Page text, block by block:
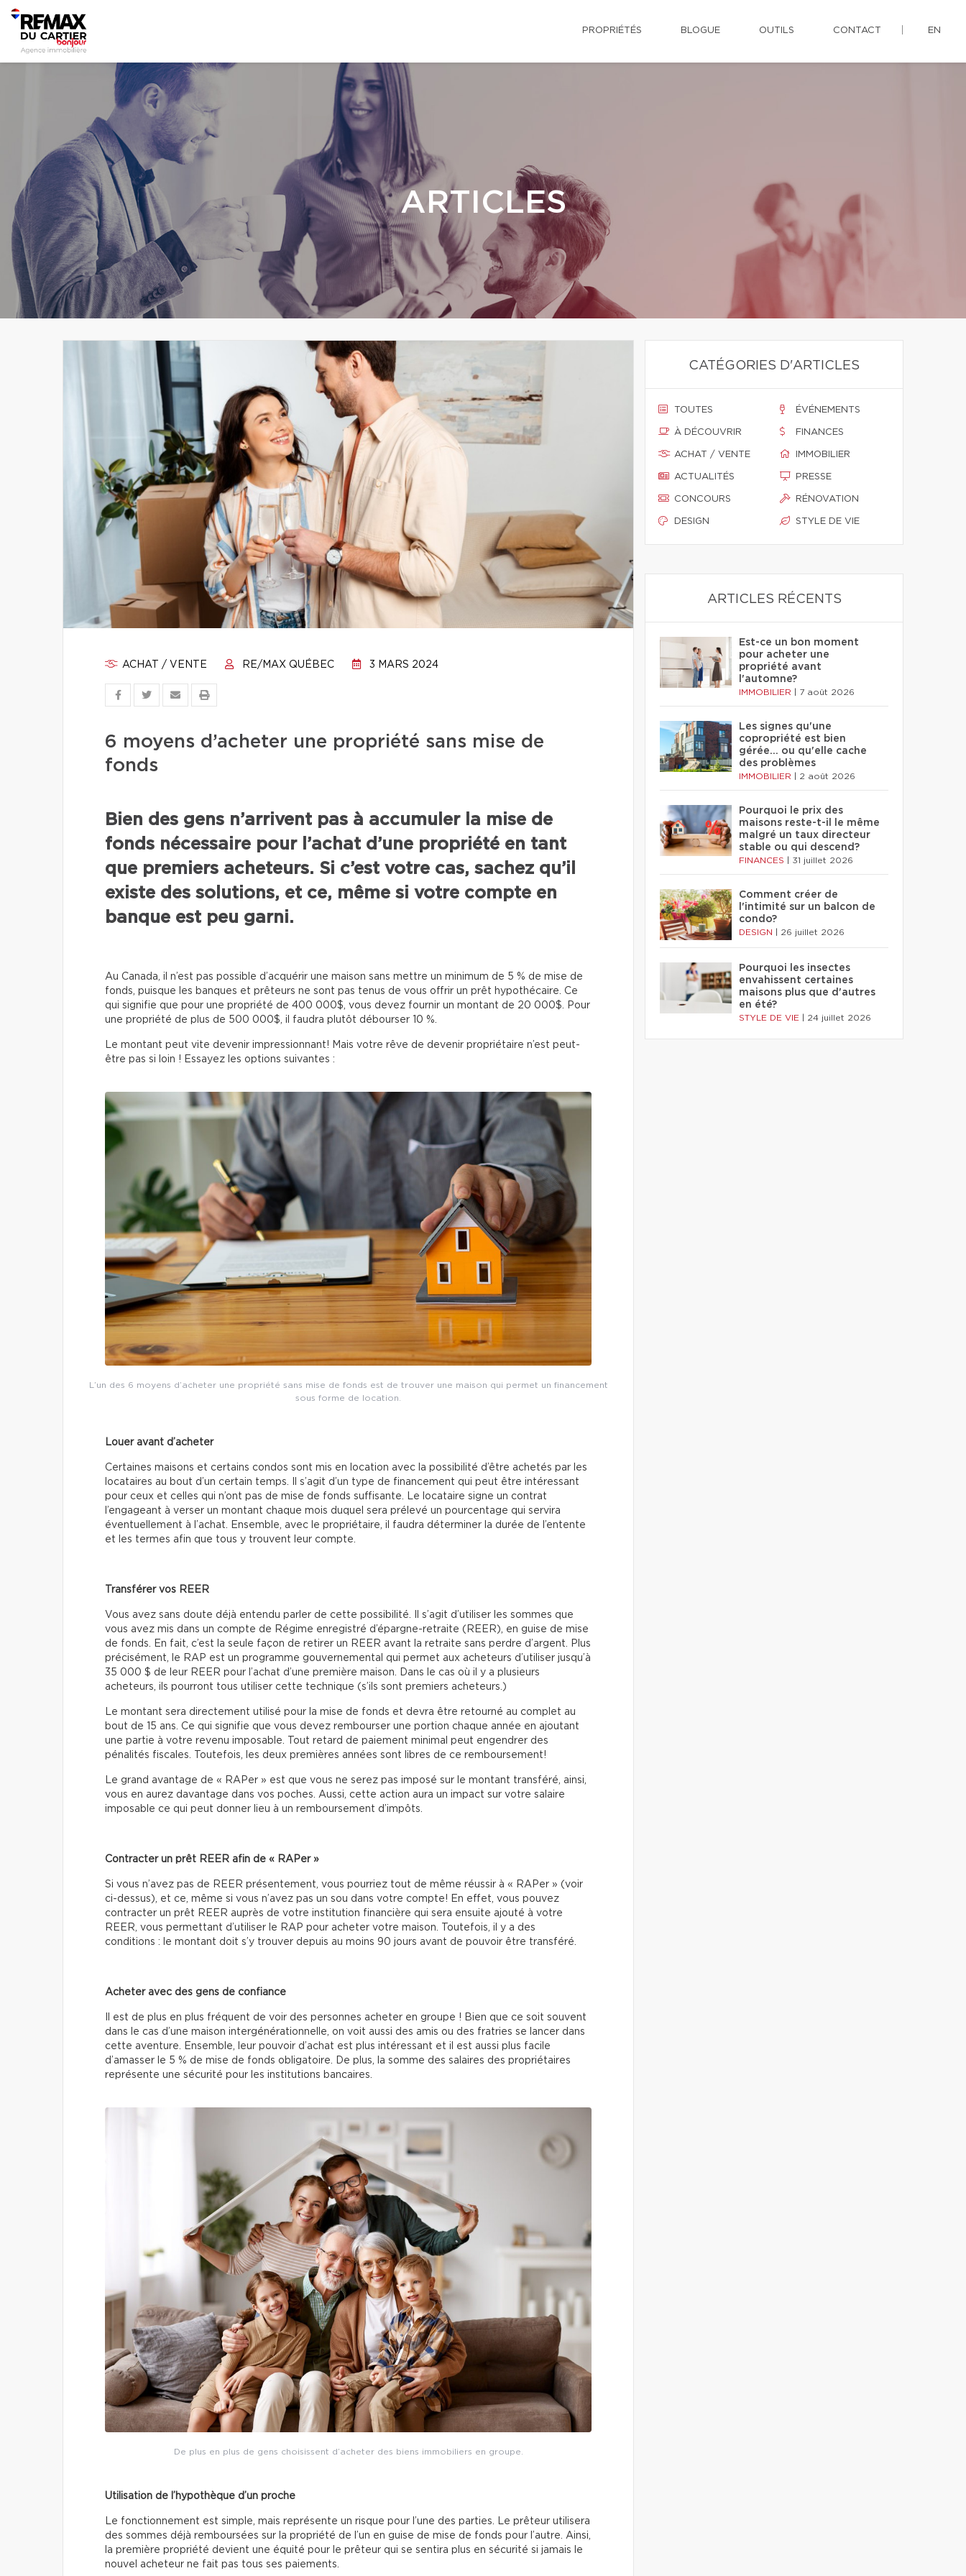
PROPRIÉTÉS BLOGUE OUTILS CONTACT EN
ARTICLES
ACHAT / VENTE RE/MAX QUÉBEC 3 MARS 2024
6 moyens d’acheter une propriété sans mise de
fonds
Bien des gens n’arrivent pas à accumuler la mise de
fonds nécessaire pour l’achat d’une propriété en tant
que premiers acheteurs. Si c’est votre cas, sachez qu’il
existe des solutions, et ce, même si votre compte en
banque est peu garni.
Au Canada, il n’est pas possible d’acquérir une maison sans mettre un minimum de 5 % de mise de
fonds, puisque les banques et prêteurs ne sont pas tenus de vous offrir un prêt hypothécaire. Ce
qui signifie que pour une propriété de 400 000$, vous devez fournir un montant de 20 000$. Pour
une propriété de plus de 500 000$, il faudra plutôt débourser 10 %.
Le montant peut vite devenir impressionnant! Mais votre rêve de devenir propriétaire n’est peut-
être pas si loin ! Essayez les options suivantes :
L’un des 6 moyens d’acheter une propriété sans mise de fonds est de trouver une maison qui permet un financement
sous forme de location.
Louer avant d’acheter
Certaines maisons et certains condos sont mis en location avec la possibilité d’être achetés par les
locataires au bout d’un certain temps. Il s’agit d’un type de financement qui peut être intéressant
pour ceux et celles qui n’ont pas de mise de fonds suffisante. Le locataire signe un contrat
l’engageant à verser un montant chaque mois duquel sera prélevé un pourcentage qui servira
éventuellement à l’achat. Ensemble, avec le propriétaire, il faudra déterminer la durée de l’entente
et les termes afin que tous y trouvent leur compte.
Transférer vos REER
Vous avez sans doute déjà entendu parler de cette possibilité. Il s’agit d’utiliser les sommes que
vous avez mis dans un compte de Régime enregistré d’épargne-retraite (REER), en guise de mise
de fonds. En fait, c’est la seule façon de retirer un REER avant la retraite sans perdre d’argent. Plus
précisément, le RAP est un programme gouvernemental qui permet aux acheteurs d’utiliser jusqu’à
35 000 $ de leur REER pour l’achat d’une première maison. Dans le cas où il y a plusieurs
acheteurs, ils pourront tous utiliser cette technique (s’ils sont premiers acheteurs.)
Le montant sera directement utilisé pour la mise de fonds et devra être retourné au complet au
bout de 15 ans. Ce qui signifie que vous devez rembourser une portion chaque année en ajoutant
une partie à votre revenu imposable. Tout retard de paiement minimal peut engendrer des
pénalités fiscales. Toutefois, les deux premières années sont libres de ce remboursement!
Le grand avantage de « RAPer » est que vous ne serez pas imposé sur le montant transféré, ainsi,
vous en aurez davantage dans vos poches. Aussi, cette action aura un impact sur votre salaire
imposable ce qui peut donner lieu à un remboursement d’impôts.
Contracter un prêt REER afin de « RAPer »
Si vous n’avez pas de REER présentement, vous pourriez tout de même réussir à « RAPer » (voir
ci-dessus), et ce, même si vous n’avez pas un sou dans votre compte! En effet, vous pouvez
contracter un prêt REER auprès de votre institution financière qui sera ensuite ajouté à votre
REER, vous permettant d’utiliser le RAP pour acheter votre maison. Toutefois, il y a des
conditions : le montant doit s’y trouver depuis au moins 90 jours avant de pouvoir être transféré.
Acheter avec des gens de confiance
Il est de plus en plus fréquent de voir des personnes acheter en groupe ! Bien que ce soit souvent
dans le cas d’une maison intergénérationnelle, on voit aussi des amis ou des fratries se lancer dans
cette aventure. Ensemble, leur pouvoir d’achat est plus intéressant et il est aussi plus facile
d’amasser le 5 % de mise de fonds obligatoire. De plus, la somme des salaires des propriétaires
représente une sécurité pour les institutions bancaires.
De plus en plus de gens choisissent d’acheter des biens immobiliers en groupe.
Utilisation de l’hypothèque d’un proche
Le fonctionnement est simple, mais représente un risque pour l’une des parties. Le prêteur utilisera
des sommes déjà remboursées sur la propriété de l’un en guise de mise de fonds pour l’autre. Ainsi,
la première propriété devient une équité pour le prêteur qui se sentira plus en sécurité si jamais le
nouvel acheteur ne fait pas tous ses paiements.
CATÉGORIES D'ARTICLES
TOUTES
À DÉCOUVRIR
ACHAT / VENTE
ACTUALITÉS
CONCOURS
DESIGN
ÉVÉNEMENTS
FINANCES
IMMOBILIER
PRESSE
RÉNOVATION
STYLE DE VIE
ARTICLES RÉCENTS
Est-ce un bon moment
pour acheter une
propriété avant
l'automne?
IMMOBILIER 7 août 2026
Les signes qu'une
copropriété est bien
gérée… ou qu'elle cache
des problèmes
IMMOBILIER 2 août 2026
Pourquoi le prix des
maisons reste-t-il le même
malgré un taux directeur
stable ou qui descend?
FINANCES 31 juillet 2026
Comment créer de
l'intimité sur un balcon de
condo?
DESIGN 26 juillet 2026
Pourquoi les insectes
envahissent certaines
maisons plus que d'autres
en été?
STYLE DE VIE 24 juillet 2026